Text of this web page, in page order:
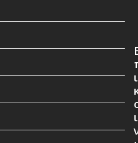
ι
ι